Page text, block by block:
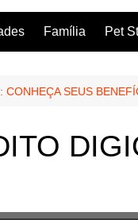
Família Pet
SEUS